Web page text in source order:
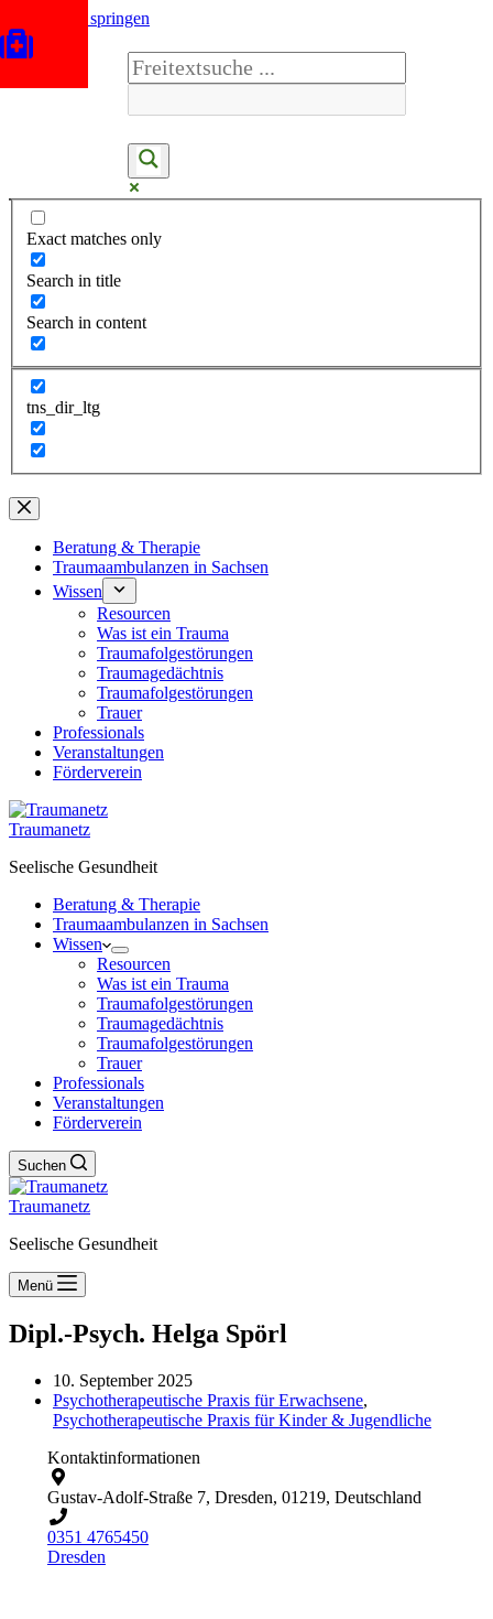
Zum Inhalt springen
Exact matches only
Search in title
Search in content
tns_dir_ltg
Beratung & Therapie
Traumaambulanzen in Sachsen
Wissen
Resourcen
Was ist ein Trauma
Traumafolgestörungen
Traumagedächtnis
Traumafolgestörungen
Trauer
Professionals
Veranstaltungen
Förderverein
Traumanetz
Seelische Gesundheit
Beratung & Therapie
Traumaambulanzen in Sachsen
Wissen
Resourcen
Was ist ein Trauma
Traumafolgestörungen
Traumagedächtnis
Traumafolgestörungen
Trauer
Professionals
Veranstaltungen
Förderverein
Suchen
Traumanetz
Seelische Gesundheit
Menü
Dipl.-Psych. Helga Spörl
10. September 2025
Psychotherapeutische Praxis für Erwachsene,
Psychotherapeutische Praxis für Kinder & Jugendliche
Kontaktinformationen
Gustav-Adolf-Straße 7, Dresden, 01219, Deutschland
0351 4765450
Dresden